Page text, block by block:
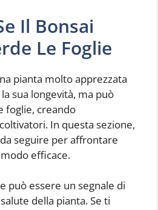
Il Bonsai
Le Foglie
pianta molto apprezzata
sua longevità, ma può
foglie, creando
In questa sezione,
seguire per affrontare
efficace.
può essere un segnale di
della pianta. Se ti